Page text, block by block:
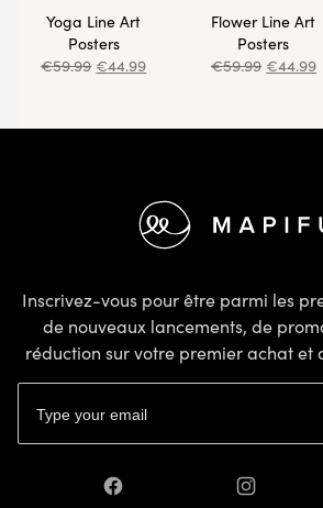
Yoga Line Art
Posters
€59.99 €44.99
Flower Line Art
Posters
€59.99 €44.99
Inscrivez-vous pour être parmi les
de nouveaux lancements, de
réduction sur votre premier achat et
Facebook Instagram